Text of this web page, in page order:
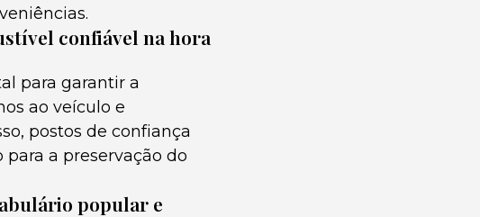
confiável na hora
para garantir a
ao veículo e
postos de confiança
a preservação do
popular e